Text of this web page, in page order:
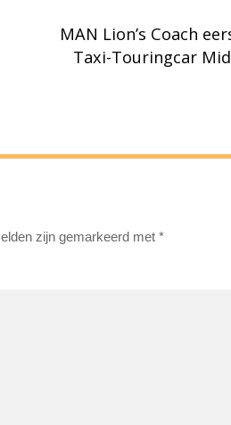
MAN Lion’s Coach
Taxi-Touringcar
zijn gemarkeerd met*